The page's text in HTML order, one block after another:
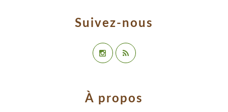
Suivez-nous
À propos